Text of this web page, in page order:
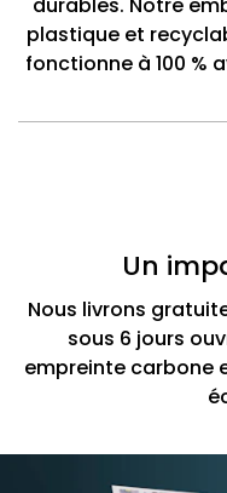
durables. Notre
plastique et
fonctionne à 100 %
Un
Nous livrons
sous 6 jours
empreinte carbone